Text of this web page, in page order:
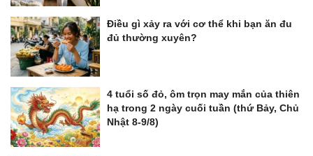
Điều gì xảy ra với cơ thể khi bạn ăn đu
đủ thường xuyên?
4 tuổi số đỏ, ôm trọn may mắn của thiên
hạ trong 2 ngày cuối tuần (thứ Bảy, Chủ
Nhật 8-9/8)